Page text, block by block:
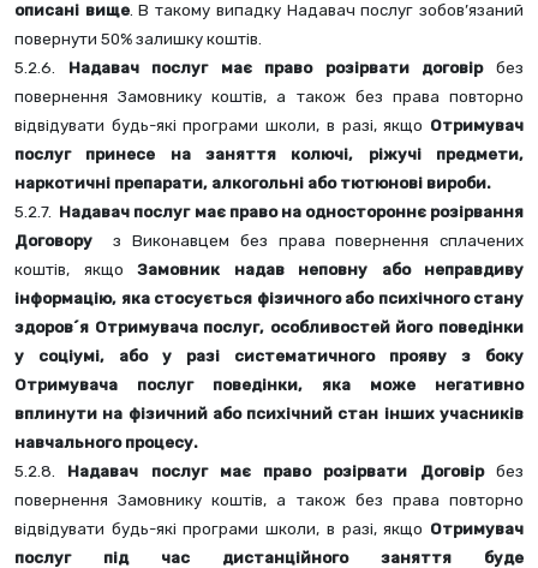
описані вище. В такому випадку Надавач послуг зобов’язаний
повернути 50% залишку коштів.
5.2.6. Надавач послуг має право розірвати договір без
повернення Замовнику коштів, а також без права повторно
відвідувати будь-які програми школи, в разі, якщо Отримувач
послуг принесе на заняття колючі, ріжучі предмети,
наркотичні препарати, алкогольні або тютюнові вироби.
5.2.7. Надавач послуг має право на одностороннє розірвання
Договору з Виконавцем без права повернення сплачених
коштів, якщо Замовник надав неповну або неправдиву
інформацію, яка стосується фізичного або психічного стану
здоров´я Отримувача послуг, особливостей його поведінки
у соціумі, або у разі систематичного прояву з боку
Отримувача послуг поведінки, яка може негативно
вплинути на фізичний або психічний стан інших учасників
навчального процесу.
5.2.8. Надавач послуг має право розірвати Договір без
повернення Замовнику коштів, а також без права повторно
відвідувати будь-які програми школи, в разі, якщо Отримувач
послуг під час дистанційного заняття буде